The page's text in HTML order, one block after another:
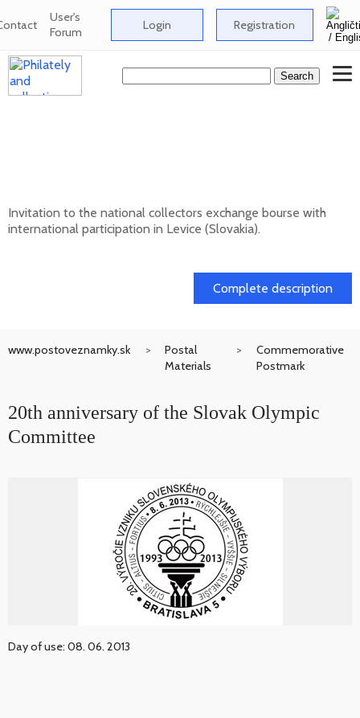
User's
Forum Login Registration
Invitation to the national collectors exchange bourse with
international participation in Levice (Slovakia).
Complete description
www.postoveznamky.sk
Postal
Materials
Commemorative
Postmark
20th anniversary of the Slovak Olympic
Committee
Day of use: 08. 06. 2013